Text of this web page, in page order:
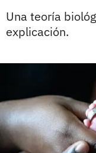
Una teoría
explicación.